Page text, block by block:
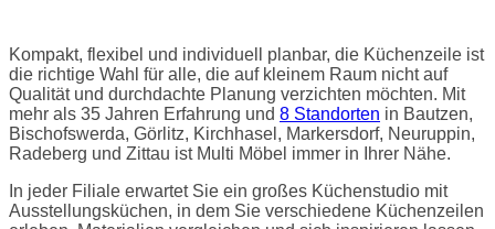
Kompakt, flexibel und individuell planbar, die Küchenzeile ist
die richtige Wahl für alle, die auf kleinem Raum nicht auf
Qualität und durchdachte Planung verzichten möchten. Mit
mehr als 35 Jahren Erfahrung und 8 Standorten in Bautzen,
Bischofswerda, Görlitz, Kirchhasel, Markersdorf, Neuruppin,
Radeberg und Zittau ist Multi Möbel immer in Ihrer Nähe.
In jeder Filiale erwartet Sie ein großes Küchenstudio mit
Ausstellungsküchen, in dem Sie verschiedene Küchenzeilen